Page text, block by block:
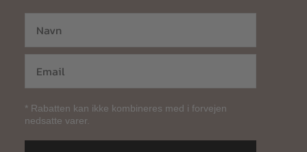
* Rabatten kan ikke kombineres med i forvejen
nedsatte varer.